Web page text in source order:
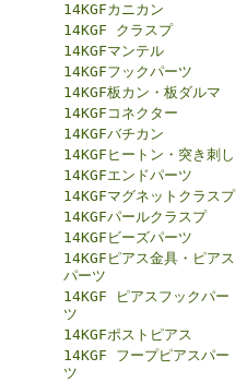
14KGFカニカン
14KGF クラスプ
14KGFマンテル
14KGFフックパーツ
14KGF板カン・板ダルマ
14KGFコネクター
14KGFバチカン
14KGFヒートン・突き刺し
14KGFエンドパーツ
14KGFマグネットクラスプ
14KGFパールクラスプ
14KGFビーズパーツ
14KGFピアス金具・ピアス
パーツ
14KGF ピアスフックパー
ツ
14KGFポストピアス
14KGF フープピアスパー
ツ